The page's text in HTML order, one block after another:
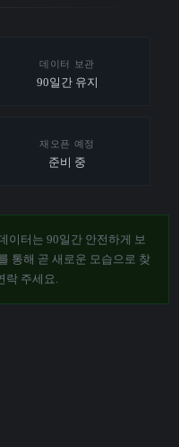
데이터 보관
90일간 유지
재오픈 예정
준비 중
이터는 90일간 안전하게 보
통해 곧 새로운 모습으로 찾
락 주세요.